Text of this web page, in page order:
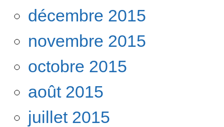
décembre 2015
novembre 2015
octobre 2015
août 2015
juillet 2015